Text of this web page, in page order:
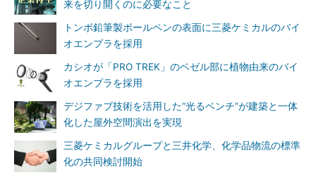
来を切り開くのに必要なこと
トンボ鉛筆製ボールペンの表面に三菱ケミカルのバイ
オエンプラを採用
カシオが「PRO TREK」のベゼル部に植物由来のバイ
オエンプラを採用
デジファブ技術を活用した“光るベンチ”が建築と一体
化した屋外空間演出を実現
三菱ケミカルグループと三井化学、化学品物流の標準
化の共同検討開始